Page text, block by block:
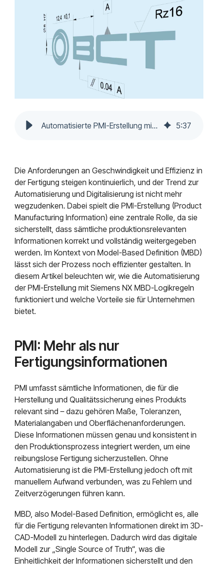
Mindsphere
Automatisierte PMI-Erstellung mit MBD-Regeln - Zukunft der Fertigung 5:37
Die Anforderungen an Geschwindigkeit und Effizienz in
der Fertigung steigen kontinuierlich, und der Trend zur
Automatisierung und Digitalisierung ist nicht mehr
wegzudenken. Dabei spielt die PMI-Erstellung (Product
Manufacturing Information) eine zentrale Rolle, da sie
sicherstellt, dass sämtliche produktionsrelevanten
Informationen korrekt und vollständig weitergegeben
werden. Im Kontext von Model-Based Definition (MBD)
lässt sich der Prozess noch effizienter gestalten. In
diesem Artikel beleuchten wir, wie die Automatisierung
der PMI-Erstellung mit Siemens NX MBD-Logikregeln
funktioniert und welche Vorteile sie für Unternehmen
bietet.
PMI: Mehr als nur
Fertigungsinformationen
PMI umfasst sämtliche Informationen, die für die
Herstellung und Qualitätssicherung eines Produkts
relevant sind – dazu gehören Maße, Toleranzen,
Materialangaben und Oberflächenanforderungen.
Diese Informationen müssen genau und konsistent in
den Produktionsprozess integriert werden, um eine
reibungslose Fertigung sicherzustellen. Ohne
Automatisierung ist die PMI-Erstellung jedoch oft mit
manuellem Aufwand verbunden, was zu Fehlern und
Zeitverzögerungen führen kann.
MBD, also Model-Based Definition, ermöglicht es, alle
für die Fertigung relevanten Informationen direkt im 3D-
CAD-Modell zu hinterlegen. Dadurch wird das digitale
Modell zur „Single Source of Truth“, was die
Einheitlichkeit der Informationen sicherstellt und den